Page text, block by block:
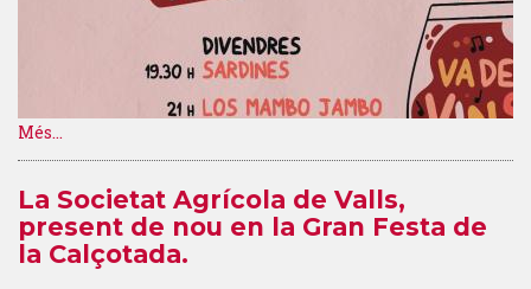
Més...
La Societat Agrícola de Valls,
present de nou en la Gran Festa de
la Calçotada.